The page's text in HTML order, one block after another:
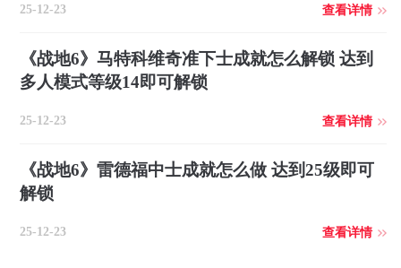
25-12-23 查看详情
《战地6》马特科维奇准下士成就怎么解锁 达到
多人模式等级14即可解锁
25-12-23 查看详情
《战地6》雷德福中士成就怎么做 达到25级即可
解锁
25-12-23 查看详情